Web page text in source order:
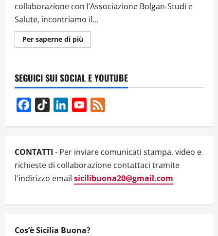
collaborazione con l’Associazione Bolgan-Studi e
Salute, incontriamo il...
Per saperne di piùUlteriori
informazioni
DI
NIBIRU”,
DI
PAGANELLI.
UN
THRILLER
TRA
E
MISTERO
VIDEO
SEGUICI SUI SOCIAL E YOUTUBE
Facebook
TikTok LinkedInYouTube
CONTATTI - Per inviare comunicati stampa, video e
richieste di collaborazione contattaci tramite
l'indirizzo email sicilibuona20@gmail.com
Cos’è Sicilia Buona?